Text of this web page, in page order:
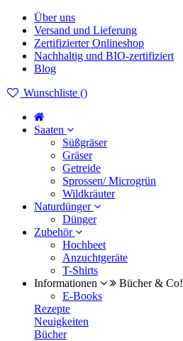
Über uns
Versand und Lieferung
Zertifizierter Onlineshop
Nachhaltig und BIO-zertifiziert
Blog
Wunschliste ()
Saaten
Süßgräser
Gräser
Getreide
Sprossen/ Microgrün
Wildkräuter
Naturdünger
Dünger
Zubehör
Hochbeet
Anzuchtgeräte
T-Shirts
Informationen
Bücher & Co!
E-Books
Rezepte
Neuigkeiten
Bücher